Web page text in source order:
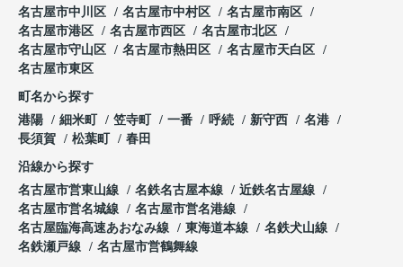
名古屋市中川区
名古屋市中村区
名古屋市南区
名古屋市港区
名古屋市西区
名古屋市北区
名古屋市守山区
名古屋市熱田区
名古屋市天白区
名古屋市東区
町名から探す
港陽
細米町 笠寺町 一番 呼続 新守西
名港
長須賀
松葉町 春田
沿線から探す
名古屋市営東山線
名鉄名古屋本線
近鉄名古屋線
名古屋市営名城線
名古屋市営名港線
名古屋臨海高速あおなみ線
東海道本線
名鉄犬山線
名鉄瀬戸線
名古屋市営鶴舞線